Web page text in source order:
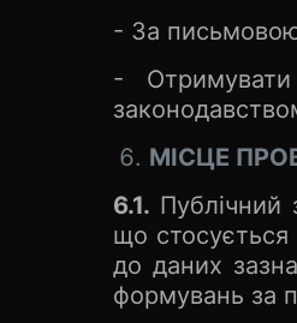
- За письмовою
- Отримувати
МІСЦЕ
6.1. Публічний
що стосується
до даних
формувань за